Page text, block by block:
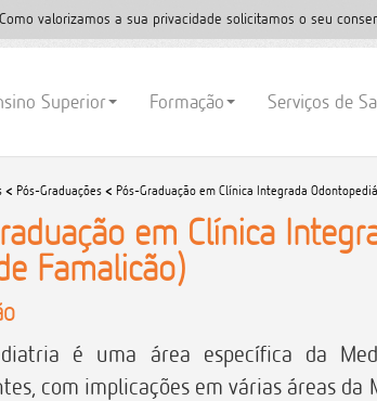
. Como valorizamos a sua privacidade solicitamos o seu
Superior Formação Serviços de
< Pós-Graduações < Pós-Graduação em Clínica Integrada
em Clínica
Famalicão)
é uma área específica da
com implicações em várias áreas